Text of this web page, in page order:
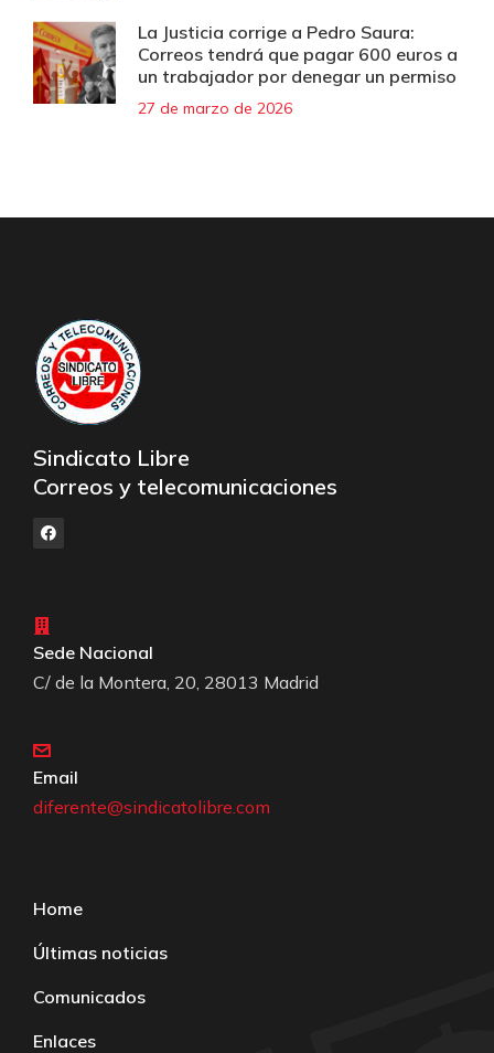
La Justicia corrige a Pedro Saura:
Correos tendrá que pagar 600 euros a
un trabajador por denegar un permiso
27 de marzo de 2026
Sindicato Libre
Correos y telecomunicaciones
Sede Nacional
C/ de la Montera, 20, 28013 Madrid
Email
diferente@sindicatolibre.com
Home
Últimas noticias
Comunicados
Enlaces